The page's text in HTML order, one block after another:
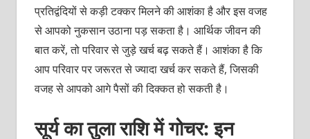
प्रतिद्वंदियों से कड़ी टक्कर मिलने की आशंका है और इस वजह
से आपको नुकसान उठाना पड़ सकता है। आर्थिक जीवन की
बात करें, तो परिवार से जुड़े खर्च बढ़ सकते हैं। आशंका है कि
आप परिवार पर जरूरत से ज्यादा खर्च कर सकते हैं, जिसकी
वजह से आपको आगे पैसों की दिक्कत हो सकती है।
सूर्य का तुला राशि में गोचर: इन